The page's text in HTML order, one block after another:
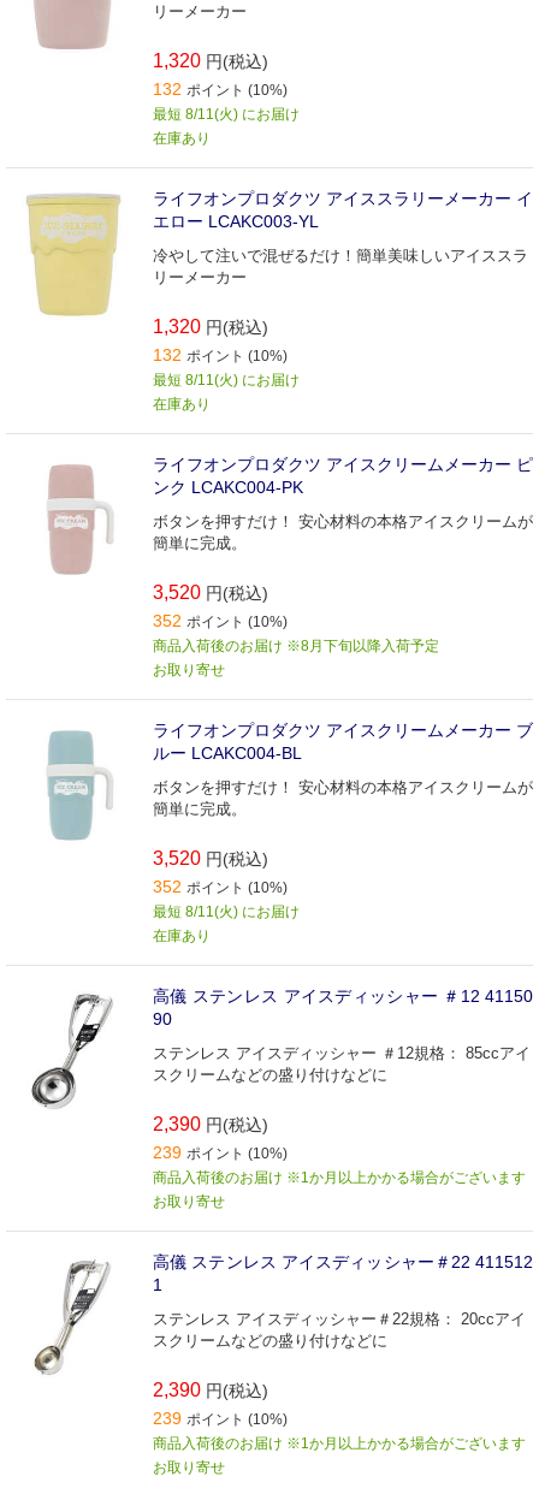
リーメーカー
1,320 円(税込)
132 ポイント (10%)
最短 8/11(火) にお届け
在庫あり
ライフオンプロダクツ アイススラリーメーカー イ
エロー LCAKC003-YL
冷やして注いで混ぜるだけ！簡単美味しいアイススラ
リーメーカー
1,320 円(税込)
132 ポイント (10%)
最短 8/11(火) にお届け
在庫あり
ライフオンプロダクツ アイスクリームメーカー ピ
ンク LCAKC004-PK
ボタンを押すだけ！ 安心材料の本格アイスクリームが
簡単に完成。
3,520 円(税込)
352 ポイント (10%)
商品入荷後のお届け ※8月下旬以降入荷予定
お取り寄せ
ライフオンプロダクツ アイスクリームメーカー ブ
ルー LCAKC004-BL
ボタンを押すだけ！ 安心材料の本格アイスクリームが
簡単に完成。
3,520 円(税込)
352 ポイント (10%)
最短 8/11(火) にお届け
在庫あり
高儀 ステンレス アイスディッシャー ＃12 41150
90
ステンレス アイスディッシャー ＃12規格： 85ccアイ
スクリームなどの盛り付けなどに
2,390 円(税込)
239 ポイント (10%)
商品入荷後のお届け ※1か月以上かかる場合がございます
お取り寄せ
高儀 ステンレス アイスディッシャー＃22 411512
1
ステンレス アイスディッシャー＃22規格： 20ccアイ
スクリームなどの盛り付けなどに
2,390 円(税込)
239 ポイント (10%)
商品入荷後のお届け ※1か月以上かかる場合がございます
お取り寄せ